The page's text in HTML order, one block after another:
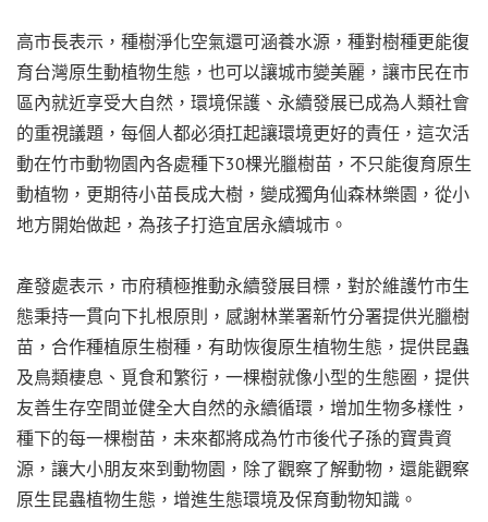
高市長表示，種樹淨化空氣還可涵養水源，種對樹種更能復
育台灣原生動植物生態，也可以讓城市變美麗，讓市民在市
區內就近享受大自然，環境保護、永續發展已成為人類社會
的重視議題，每個人都必須扛起讓環境更好的責任，這次活
動在竹市動物園內各處種下30棵光臘樹苗，不只能復育原生
動植物，更期待小苗長成大樹，變成獨角仙森林樂園，從小
地方開始做起，為孩子打造宜居永續城市。
產發處表示，市府積極推動永續發展目標，對於維護竹市生
態秉持一貫向下扎根原則，感謝林業署新竹分署提供光臘樹
苗，合作種植原生樹種，有助恢復原生植物生態，提供昆蟲
及鳥類棲息、覓食和繁衍，一棵樹就像小型的生態圈，提供
友善生存空間並健全大自然的永續循環，增加生物多樣性，
種下的每一棵樹苗，未來都將成為竹市後代子孫的寶貴資
源，讓大小朋友來到動物園，除了觀察了解動物，還能觀察
原生昆蟲植物生態，增進生態環境及保育動物知識。